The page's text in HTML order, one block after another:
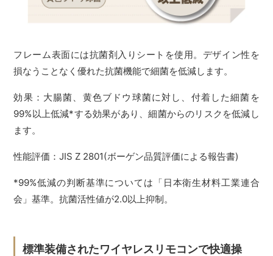
フレーム表面には抗菌剤入りシートを使用。デザイン性を
損なうことなく優れた抗菌機能で細菌を低減します。
効果：大腸菌、黄色ブドウ球菌に対し、付着した細菌を
99%以上低減*する効果があり、細菌からのリスクを低減し
ます。
性能評価：JIS Z 2801(ボーゲン品質評価による報告書)
*99%低減の判断基準については「日本衛生材料工業連合
会」基準。抗菌活性値が2.0以上抑制。
標準装備されたワイヤレスリモコンで快適操